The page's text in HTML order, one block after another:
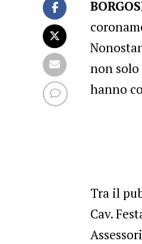
non
hanno
Tra il
Cav.